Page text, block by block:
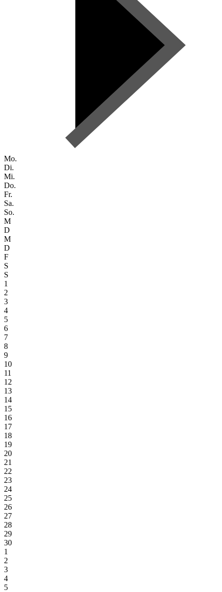
Mo.
Di.
Mi.
Do.
Fr.
Sa.
So.
M
D
M
D
F
S
S
1
2
3
4
5
6
7
8
9
10
11
12
13
14
15
16
17
18
19
20
21
22
23
24
25
26
27
28
29
30
1
2
3
4
5